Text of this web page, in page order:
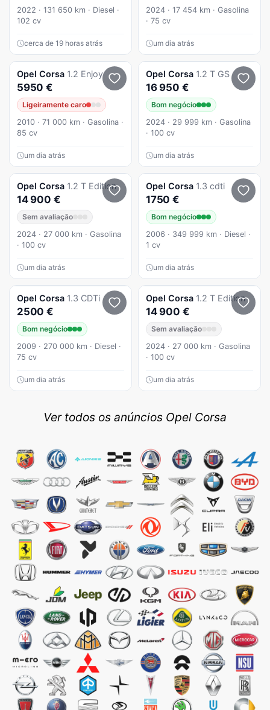
2022 · 131 650 km · Diesel ·
102 cv
cerca de 19 horas atrás
2024 · 17 454 km · Gasolina
· 75 cv
um dia atrás
Opel Corsa 1.2 Enjoy
5950 €
Ligeiramente caro
2010 · 71 000 km · Gasolina ·
85 cv
um dia atrás
Opel Corsa 1.2 T GS
16 950 €
Bom negócio
2024 · 29 999 km · Gasolina
· 100 cv
um dia atrás
Opel Corsa 1.2 T Edition
14 900 €
Sem avaliação
2024 · 27 000 km · Gasolina
· 100 cv
um dia atrás
Opel Corsa 1.3 cdti
1750 €
Bom negócio
2006 · 349 999 km · Diesel ·
1 cv
um dia atrás
Opel Corsa 1.3 CDTi
2500 €
Bom negócio
2009 · 270 000 km · Diesel ·
75 cv
um dia atrás
Opel Corsa 1.2 T Edition
14 900 €
Sem avaliação
2024 · 27 000 km · Gasolina
· 100 cv
um dia atrás
Ver todos os anúncios Opel Corsa